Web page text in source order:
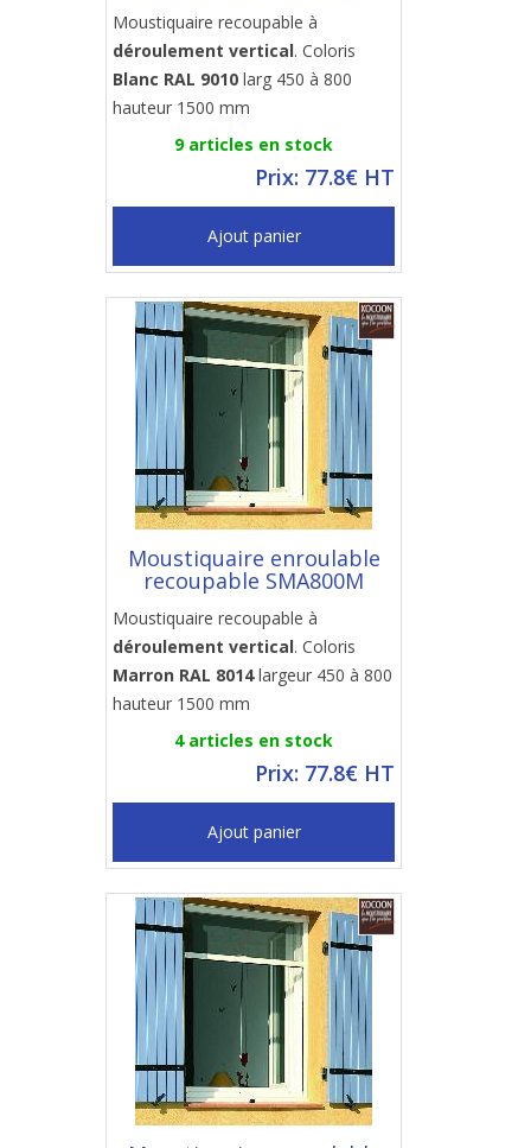
Moustiquaire recoupable à
déroulement vertical. Coloris
Blanc RAL 9010 larg 450 à 800
hauteur 1500 mm
9 articles en stock
Prix: 77.8€ HT
Ajout panier
Moustiquaire enroulable
recoupable SMA800M
Moustiquaire recoupable à
déroulement vertical. Coloris
Marron RAL 8014largeur 450 à 800
hauteur 1500 mm
4 articles en stock
Prix: 77.8€ HT
Ajout panier